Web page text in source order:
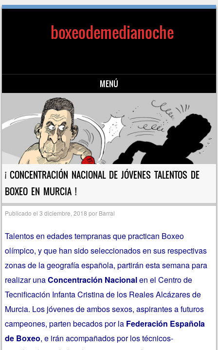
boxeodemedianoche
MENÚ
Saltar al contenido
¡ CONCENTRACIÓN NACIONAL DE JÓVENES TALENTOS DE
BOXEO EN MURCIA !
Publicado el3 diciembre, 2018 por Barral
Talentos en edades tempranas que practican Boxeo
olímpico, y que han sido seleccionados en sus respectivas
zonas de la geografía española, partirán esta semana para
realizar unaConcentración Nacionalen el Centro de
Tecnificación Infanta Cristina de los Reales Alcázares de
Murcia. Los jóvenes de ambos sexos, aspirantes a futuros
campeones, parten becados por la Federación Española
de Boxeo, e irán acompañados por los técnicos-